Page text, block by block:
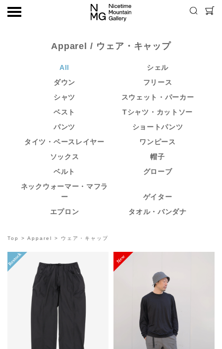
Apparel / ウェア・キャップ
All
シェル
ダウン
フリース
シャツ
スウェット・パーカー
ベスト
Tシャツ・カットソー
パンツ
ショートパンツ
タイツ・ベースレイヤー
ワンピース
ソックス
帽子
ベルト
グローブ
ネックウォーマー・マフラ
ー
ゲイター
エプロン
タオル・バンダナ
Top > Apparel > ウェア・キャップ